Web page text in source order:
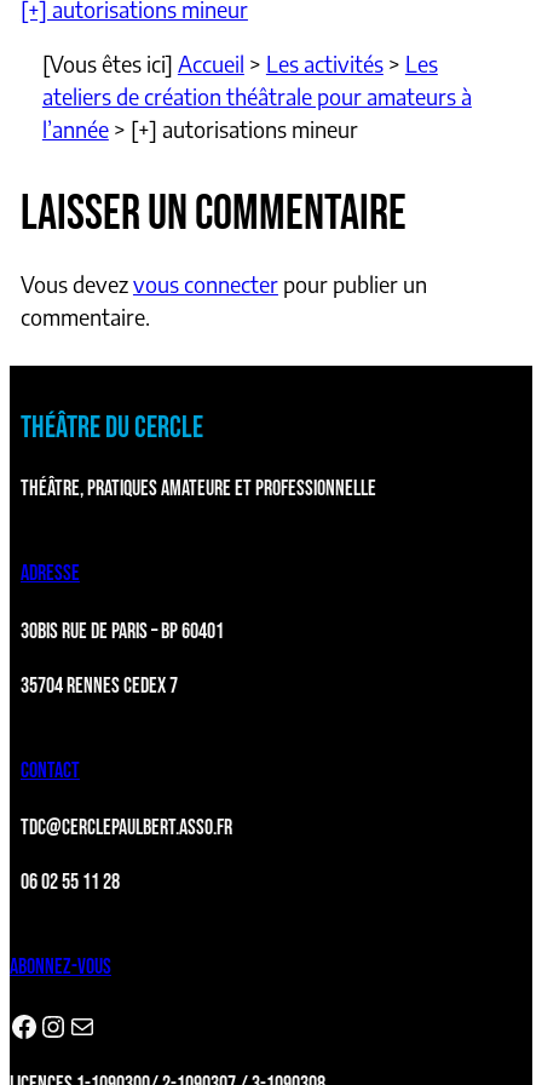
[+] autorisations mineur
[Vous êtes ici] Accueil > Les activités> Les
ateliers de création théâtrale pour amateurs à
l’année> [+] autorisations mineur
LAISSER UN COMMENTAIRE
Vous devezvous connecterpour publier un
commentaire.
THÉÂTRE DU CERCLE
THÉÂTRE, PRATIQUES AMATEURE ET PROFESSIONNELLE
ADRESSE
30BIS RUE DE PARIS – BP 60401
35704 RENNES CEDEX 7
CONTACT
TDC@CERCLEPAULBERT.ASSO.FR
06 02 55 11 28
ABONNEZ-VOUS
Facebook Instagram Newsletter